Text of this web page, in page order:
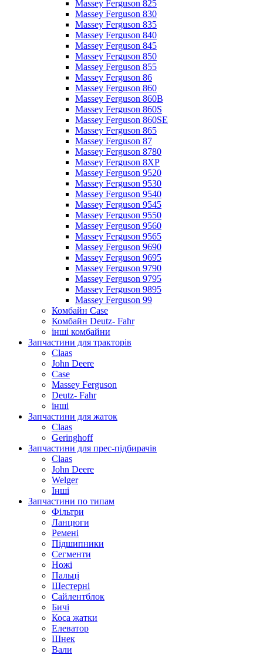
Massey Ferguson 825
Massey Ferguson 830
Massey Ferguson 835
Massey Ferguson 840
Massey Ferguson 845
Massey Ferguson 850
Massey Ferguson 855
Massey Ferguson 86
Massey Ferguson 860
Massey Ferguson 860B
Massey Ferguson 860S
Massey Ferguson 860SE
Massey Ferguson 865
Massey Ferguson 87
Massey Ferguson 8780
Massey Ferguson 8XP
Massey Ferguson 9520
Massey Ferguson 9530
Massey Ferguson 9540
Massey Ferguson 9545
Massey Ferguson 9550
Massey Ferguson 9560
Massey Ferguson 9565
Massey Ferguson 9690
Massey Ferguson 9695
Massey Ferguson 9790
Massey Ferguson 9795
Massey Ferguson 9895
Massey Ferguson 99
Комбайн Case
Комбайн Deutz- Fahr
інші комбайни
Запчастини для тракторів
Claas
John Deere
Case
Massey Ferguson
Deutz- Fahr
інші
Запчастини для жаток
Claas
Geringhoff
Запчастини для прес-підбирачів
Claas
John Deere
Welger
Інші
Запчастини по типам
Фільтри
Ланцюги
Ремені
Підшипники
Сегменти
Ножі
Пальці
Шестерні
Сайлентблок
Бичі
Коса жатки
Елеватор
Шнек
Вали